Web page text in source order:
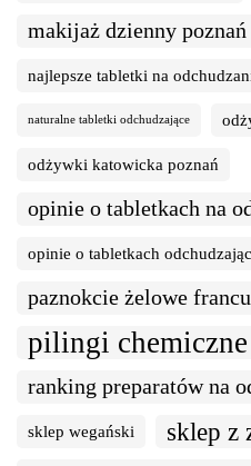
makijaż dzienny poznań
najlepsze tabletki na
naturalne tabletki odchudzające
odżywki katowicka poznań
opinie o tabletkach na
opinie o tabletkach
paznokcie żelowe
pilingi chemiczne
ranking preparatów na
sklep wegański sklep z